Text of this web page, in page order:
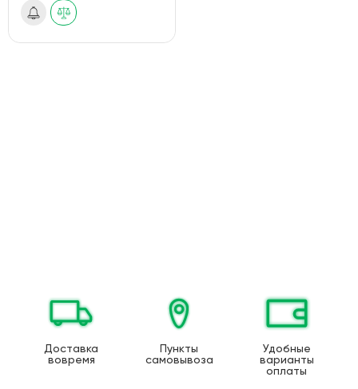
Доставка
вовремя
Пункты
самовывоза
Удобные
варианты
оплаты